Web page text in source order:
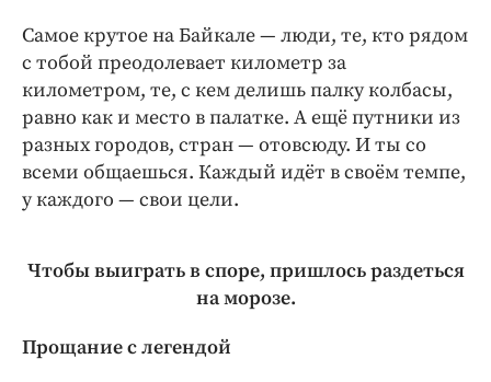
Самое крутое на Байкале — люди, те, кто рядом
с тобой преодолевает километр за
километром, те, с кем делишь палку колбасы,
равно как и место в палатке. А ещё путники из
разных городов, стран — отовсюду. И ты со
всеми общаешься. Каждый идёт в своём темпе,
у каждого — свои цели.
Чтобы выиграть в споре, пришлось раздеться
на морозе.
Прощание с легендой